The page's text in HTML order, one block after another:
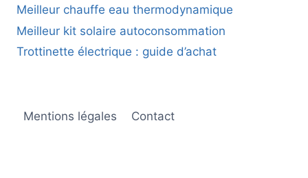
Meilleur chauffe eau thermodynamique
Meilleur kit solaire autoconsommation
Trottinette électrique : guide d’achat
Mentions légales Contact